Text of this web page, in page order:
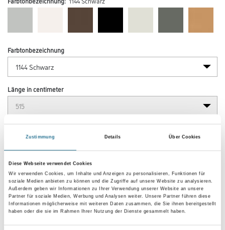
Zustimmung Details Über Cookies
Diese Webseite verwendet Cookies
Wir verwenden Cookies, um Inhalte und Anzeigen zu personalisieren, Funktionen für
soziale Medien anbieten zu können und die Zugriffe auf unsere Website zu analysieren.
Außerdem geben wir Informationen zu Ihrer Verwendung unserer Website an unsere
Partner für soziale Medien, Werbung und Analysen weiter. Unsere Partner führen diese
Informationen möglicherweise mit weiteren Daten zusammen, die Sie ihnen bereitgestellt
haben oder die sie im Rahmen Ihrer Nutzung der Dienste gesammelt haben.
Farbtonbezeichnung
Länge in centimeter
Gebinde